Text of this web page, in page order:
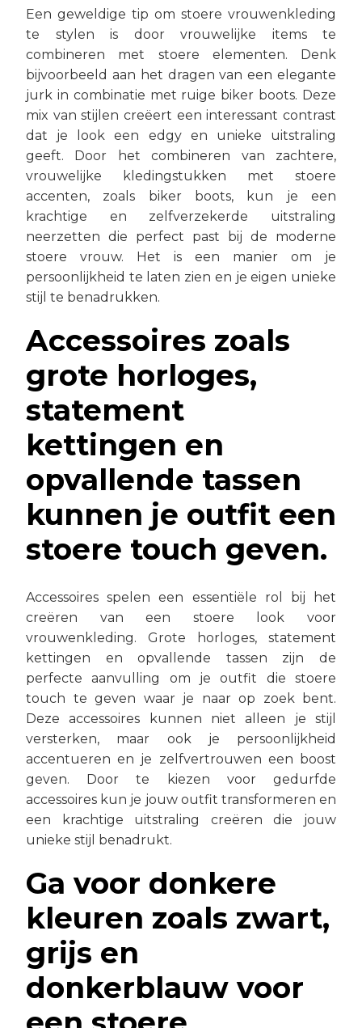
Een geweldige tip om stoere vrouwenkleding
te stylen is door vrouwelijke items te
combineren met stoere elementen. Denk
bijvoorbeeld aan het dragen van een elegante
jurk in combinatie met ruige biker boots. Deze
mix van stijlen creëert een interessant contrast
dat je look een edgy en unieke uitstraling
geeft. Door het combineren van zachtere,
vrouwelijke kledingstukken met stoere
accenten, zoals biker boots, kun je een
krachtige en zelfverzekerde uitstraling
neerzetten die perfect past bij de moderne
stoere vrouw. Het is een manier om je
persoonlijkheid te laten zien en je eigen unieke
stijl te benadrukken.
Accessoires zoals
grote horloges,
statement
kettingen en
opvallende tassen
kunnen je outfit een
stoere touch geven.
Accessoires spelen een essentiële rol bij het
creëren van een stoere look voor
vrouwenkleding. Grote horloges, statement
kettingen en opvallende tassen zijn de
perfecte aanvulling om je outfit die stoere
touch te geven waar je naar op zoek bent.
Deze accessoires kunnen niet alleen je stijl
versterken, maar ook je persoonlijkheid
accentueren en je zelfvertrouwen een boost
geven. Door te kiezen voor gedurfde
accessoires kun je jouw outfit transformeren en
een krachtige uitstraling creëren die jouw
unieke stijl benadrukt.
Ga voor donkere
kleuren zoals zwart,
grijs en
donkerblauw voor